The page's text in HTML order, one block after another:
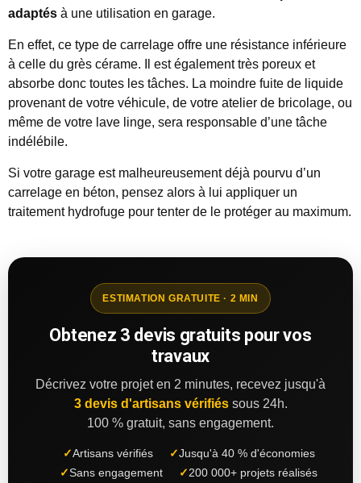
adaptés à une utilisation en garage.
En effet, ce type de carrelage offre une résistance inférieure
à celle du grès cérame. Il est également très poreux et
absorbe donc toutes les tâches. La moindre fuite de liquide
provenant de votre véhicule, de votre atelier de bricolage, ou
même de votre lave linge, sera responsable d’une tâche
indélébile.
Si votre garage est malheureusement déjà pourvu d’un
carrelage en béton, pensez alors à lui appliquer un
traitement hydrofuge pour tenter de le protéger au maximum.
ESTIMATION GRATUITE · 2 MIN
Obtenez 3 devis gratuits pour vos
travaux
Décrivez votre projet en 2 minutes, recevez jusqu'à
3 devis d'artisans vérifiéssous 24h.
100 % gratuit, sans engagement.
✓Artisans vérifiés ✓Jusqu'à 40 % d'économies
✓Sans engagement ✓ 200 000+ projets réalisés